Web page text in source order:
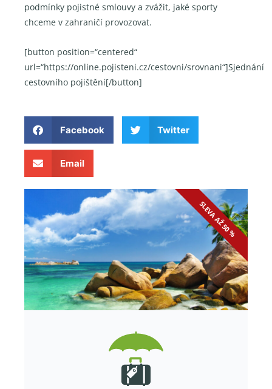
podmínky pojistné smlouvy a zvážit, jaké sporty
chceme v zahraničí provozovat.
[button position=“centered“
url=“https://online.pojisteni.cz/cestovni/srovnani“]Sjednání
cestovního pojištění[/button]
Facebook Twitter
Email
SLEVA AŽ 50 %